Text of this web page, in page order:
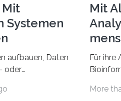
Mit
Systemen
aufbauen, Daten
oder
machen – all
Mit
Für ihre
More